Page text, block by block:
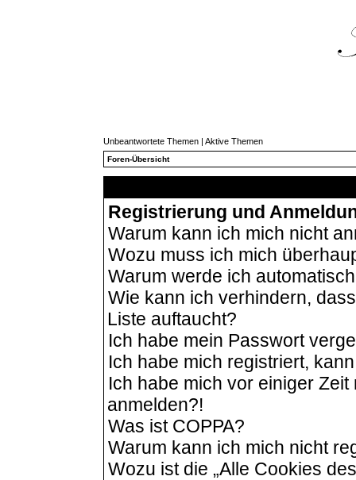
Unbeantwortete Themen | Aktive Themen
Foren-Übersicht
Registrierung und
Warum kann ich mich nicht
Wozu muss ich mich
Warum werde ich
Wie kann ich verhindern,
Liste auftaucht?
Ich habe mein Passwort
Ich habe mich registriert,
Ich habe mich vor einiger
anmelden?!
Was ist COPPA?
Warum kann ich mich nicht
Wozu ist die „Alle Cookies